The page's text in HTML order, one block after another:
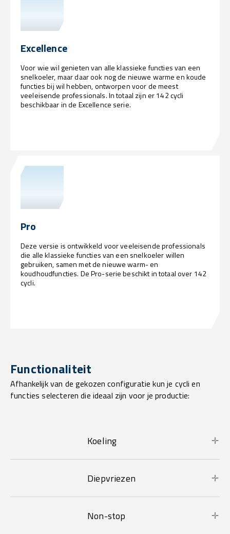
Excellence
Voor wie wil genieten van alle klassieke functies van een
snelkoeler, maar daar ook nog de nieuwe warme en koude
functies bij wil hebben, ontworpen voor de meest
veeleisende professionals. In totaal zijn er 142 cycli
beschikbaar in de Excellence serie.
Pro
Deze versie is ontwikkeld voor veeleisende professionals
die alle klassieke functies van een snelkoeler willen
gebruiken, samen met de nieuwe warm- en
koudhoudfuncties. De Pro-serie beschikt in totaal over 142
cycli.
Functionaliteit
Afhankelijk van de gekozen configuratie kun je cycli en
functies selecteren die ideaal zijn voor je productie:
Koeling
Diepvriezen
Non-stop